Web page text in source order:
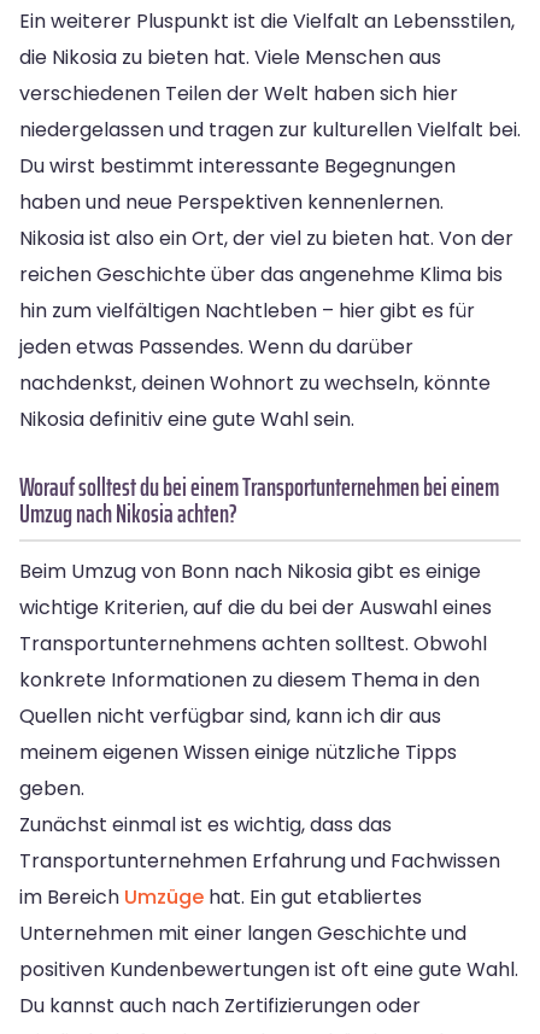
Ein weiterer Pluspunkt ist die Vielfalt an Lebensstilen,
die Nikosia zu bieten hat. Viele Menschen aus
verschiedenen Teilen der Welt haben sich hier
niedergelassen und tragen zur kulturellen Vielfalt bei.
Du wirst bestimmt interessante Begegnungen
haben und neue Perspektiven kennenlernen.
Nikosia ist also ein Ort, der viel zu bieten hat. Von der
reichen Geschichte über das angenehme Klima bis
hin zum vielfältigen Nachtleben – hier gibt es für
jeden etwas Passendes. Wenn du darüber
nachdenkst, deinen Wohnort zu wechseln, könnte
Nikosia definitiv eine gute Wahl sein.
Worauf solltest du bei einem Transportunternehmen bei einem
Umzug nach Nikosia achten?
Beim Umzug von Bonn nach Nikosia gibt es einige
wichtige Kriterien, auf die du bei der Auswahl eines
Transportunternehmens achten solltest. Obwohl
konkrete Informationen zu diesem Thema in den
Quellen nicht verfügbar sind, kann ich dir aus
meinem eigenen Wissen einige nützliche Tipps
geben.
Zunächst einmal ist es wichtig, dass das
Transportunternehmen Erfahrung und Fachwissen
im Bereich Umzüge hat. Ein gut etabliertes
Unternehmen mit einer langen Geschichte und
positiven Kundenbewertungen ist oft eine gute Wahl.
Du kannst auch nach Zertifizierungen oder